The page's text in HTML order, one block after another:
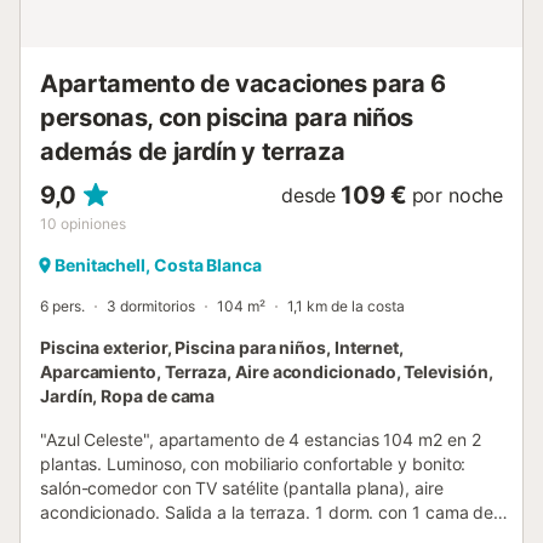
Apartamento de vacaciones para 6
personas, con piscina para niños
además de jardín y terraza
9,0
10 opiniones
desde 109 € por noche
Benitachell, Costa Blanca
6 pers. 3 dormitorios 104 m² 1,1 km de la costa
Piscina exterior, Piscina para niños, Internet,
Aparcamiento, Terraza, Aire acondicionado, Televisión,
Jardín, Ropa de cama
"Azul Celeste", apartamento de 4 estancias 104 m2 en 2
plantas. Luminoso, con mobiliario confortable y bonito:
salón-comedor con TV satélite (pantalla plana), aire
acondicionado. Salida a la terraza. 1 dorm. con 1 cama de